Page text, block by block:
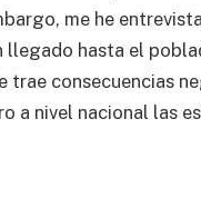
me he
llegado hasta el
trae consecuencias
a nivel nacional las